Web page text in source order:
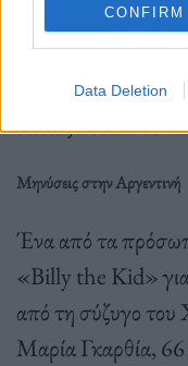
CONFIRM
Data Deletion
όπως ένας
Niño» (Billy the
γυρίζει το
οποίος πέθανε το
Μηνύσεις στην Αργεντινή
Ένα από τα
«Billy the Kid» για
από τη σύζυγο
Μαρία Γκαρθία, 66